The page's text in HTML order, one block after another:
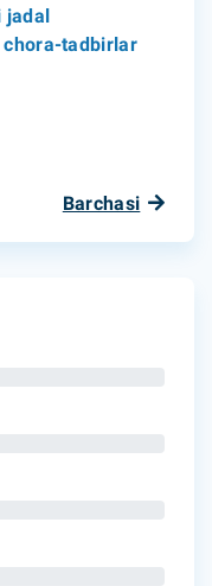
jadal
chora-tadbirlar
Barchasi